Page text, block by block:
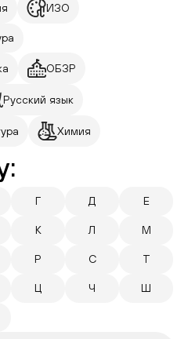
ИЗО
ОБЗР
Русский язык
Химия
Г Д Е
К Л М
Р С Т
Ц Ч Ш